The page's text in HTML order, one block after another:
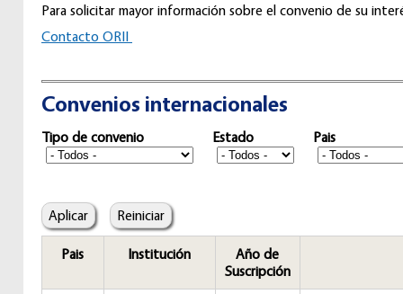
Para solicitar mayor información sobre el convenio de su
Contacto ORII
Convenios internacionales
Tipo de convenio Estado Pais
Pais Institución
Año de
Suscripción